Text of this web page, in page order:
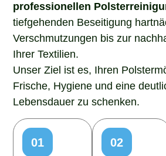
professionellen
tiefgehenden Beseitigung
Verschmutzungen bis zur
Ihrer Textilien.
Unser Ziel ist es, Ihren
Frische, Hygiene und eine
Lebensdauer zu schenken.
01
02